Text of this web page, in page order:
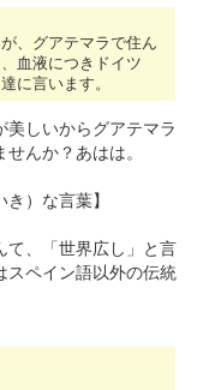
、グアテマラで住ん
血液につきドイツ
に言います。
しいからグアテマラ
んか？あはは。
）な言葉】
て、「世界広し」と言
スペイン語以外の伝統